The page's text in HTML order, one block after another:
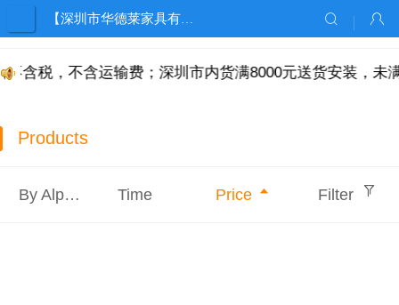
【深圳市华德莱家具有限公司】
含税，不含运输费；深圳市内货满8000元送货安装，
Products
By Alphabet Time Price Filter